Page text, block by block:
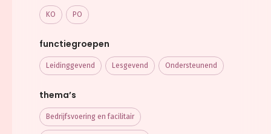
KO PO
functiegroepen
Leidinggevend Lesgevend Ondersteunend
thema’s
Bedrijfsvoering en facilitair